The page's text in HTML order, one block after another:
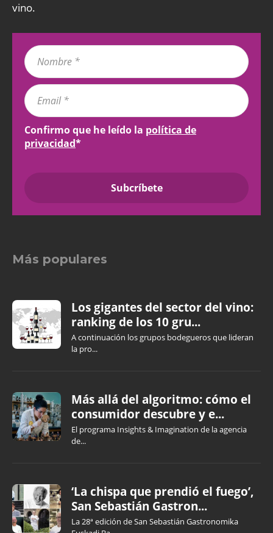
vino.
Confirmo que he leído la política de
privacidad*
Más populares
Los gigantes del sector del vino:
ranking de los 10 gru...
A continuación los grupos bodegueros que lideran
la pro...
Más allá del algoritmo: cómo el
consumidor descubre y e...
El programa Insights & Imagination de la agencia
de...
‘La chispa que prendió el fuego’,
San Sebastián Gastron...
La 28ª edición de San Sebastián Gastronomika